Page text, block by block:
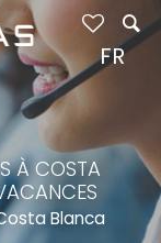
À COSTA
Blanca
FR